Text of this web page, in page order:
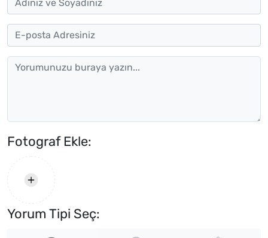
Fotograf Ekle:
Yorum Tipi Seç: